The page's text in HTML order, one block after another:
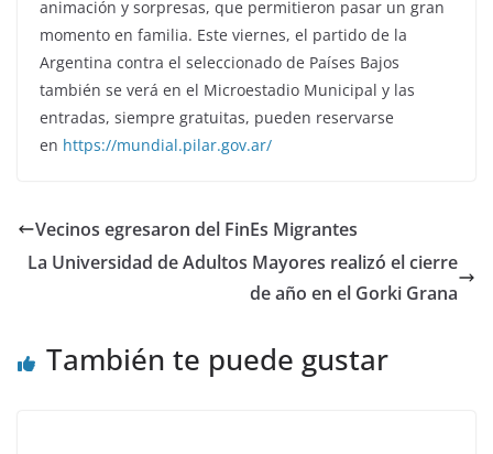
animación y sorpresas, que permitieron pasar un gran
momento en familia. Este viernes, el partido de la
Argentina contra el seleccionado de Países Bajos
también se verá en el Microestadio Municipal y las
entradas, siempre gratuitas, pueden reservarse
en https://mundial.pilar.gov.ar/
Vecinos egresaron del FinEs Migrantes
La Universidad de Adultos Mayores realizó el cierre
de año en el Gorki Grana
También te puede gustar